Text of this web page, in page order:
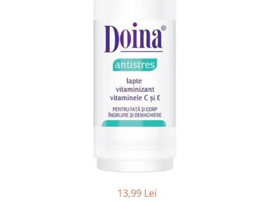
Prosoape de Hartie & Servetele
Anticalcar, Piatra & Rugina
13,99 Lei